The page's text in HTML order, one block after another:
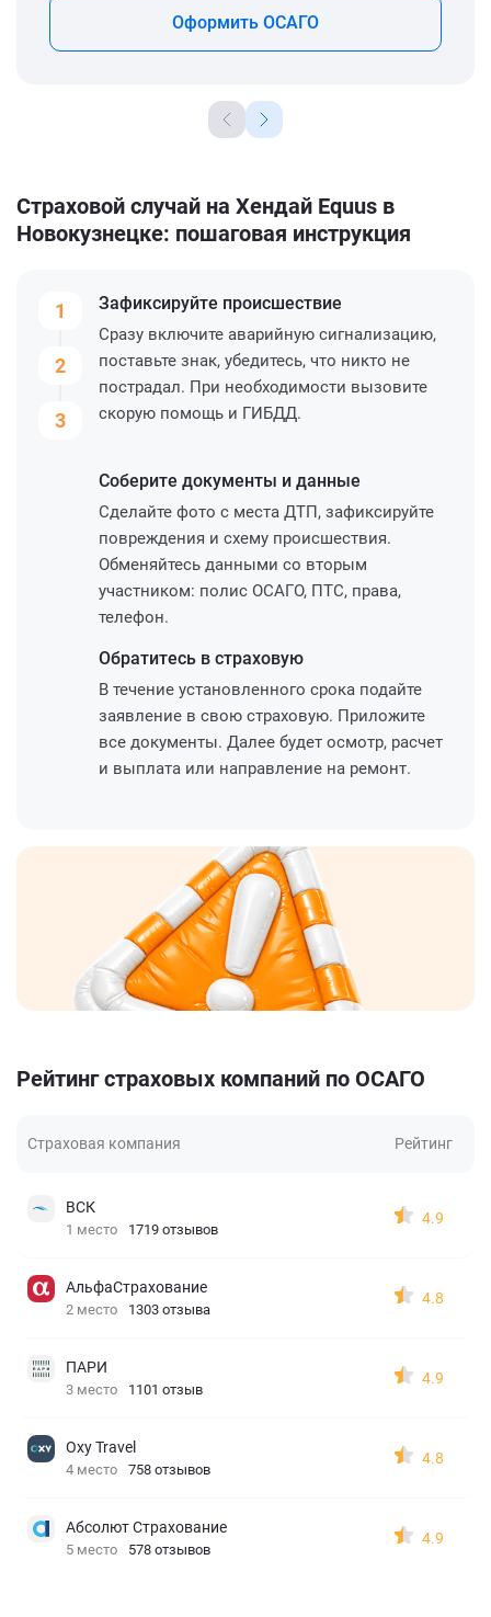
Оформить ОСАГО
Страховой случай на Хендай Equus в
Новокузнецке: пошаговая инструкция
1
2
3
Зафиксируйте происшествие
Сразу включите аварийную сигнализацию,
поставьте знак, убедитесь, что никто не
пострадал. При необходимости вызовите
скорую помощь и ГИБДД.
Соберите документы и данные
Сделайте фото с места ДТП, зафиксируйте
повреждения и схему происшествия.
Обменяйтесь данными со вторым
участником: полис ОСАГО, ПТС, права,
телефон.
Обратитесь в страховую
В течение установленного срока подайте
заявление в свою страховую. Приложите
все документы. Далее будет осмотр, расчет
и выплата или направление на ремонт.
Рейтинг страховых компаний по ОСАГО
Страховая компания Рейтинг
ВСК
1 место 1719 отзывов
4.9
АльфаСтрахование
2 место 1303 отзыва
4.8
ПАРИ
3 место 1101 отзыв
4.9
Oxy Travel
4 место 758 отзывов
4.8
Абсолют Страхование
5 место 578 отзывов
4.9